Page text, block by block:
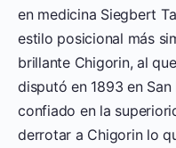
en medicina Siegbert
estilo posicional más
brillante Chigorin, al
disputó en 1893 en
confiado en la
derrotar a Chigorin lo